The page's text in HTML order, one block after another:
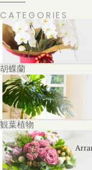
CATEGORIES
胡蝶蘭
観葉植物